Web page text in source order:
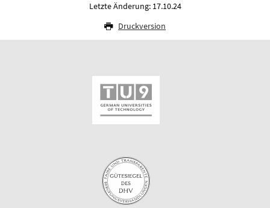
Letzte Änderung: 17.10.24
Druckversion